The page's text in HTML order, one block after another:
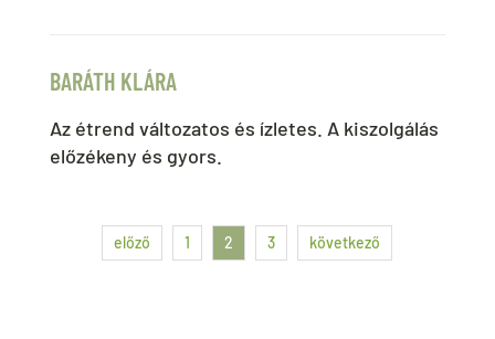
BARÁTH KLÁRA
Az étrend változatos és ízletes. A kiszolgálás
előzékeny és gyors.
előző 1 2 3 következő